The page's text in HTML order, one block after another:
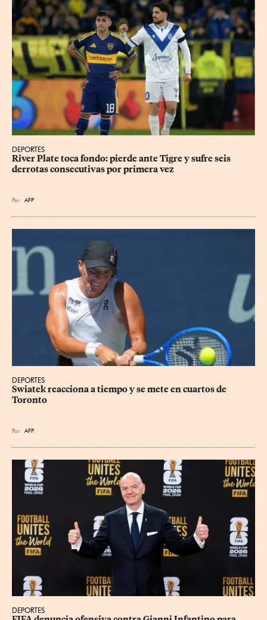
DEPORTES
River Plate toca fondo: pierde ante Tigre y sufre seis
derrotas consecutivas por primera vez
Por AFP
DEPORTES
Swiatek reacciona a tiempo y se mete en cuartos de
Toronto
Por AFP
DEPORTES